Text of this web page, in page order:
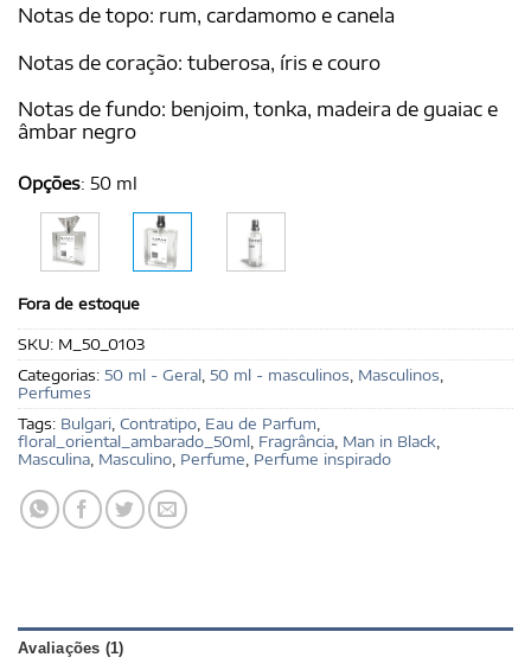
Notas de topo: rum, cardamomo e canela
Notas de coração: tuberosa, íris e couro
Notas de fundo: benjoim, tonka, madeira de guaiac e
âmbar negro
Opções: 50 ml
Fora de estoque
SKU: M_50_0103
Categorias: 50 ml - Geral 50 ml - masculinos Masculinos
Perfumes
Tags: Bulgari Contratipo Eau de Parfum
floral_oriental_ambarado_50ml Fragrância Man in Black
Masculina Masculino Perfume Perfume inspirado
Avaliações (1)